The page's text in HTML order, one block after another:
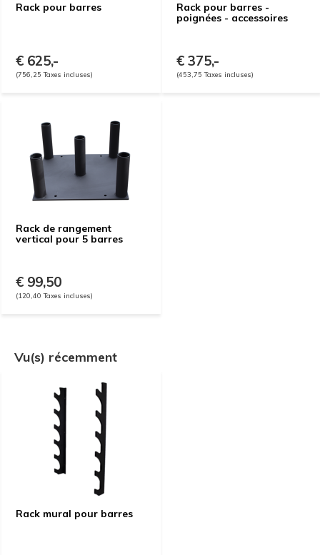
Rack pour barres
€ 625,-
(756,25 Taxes incluses)
Rack pour barres -
poignées - accessoires
€ 375,-
(453,75 Taxes incluses)
Rack de rangement
vertical pour 5 barres
€ 99,50
(120,40 Taxes incluses)
Vu(s) récemment
Rack mural pour barres